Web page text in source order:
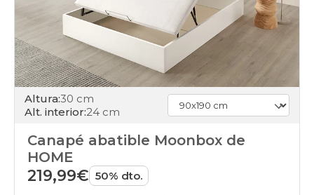
canapes-
abatibles
80x180cm-
unfrente
apertura-
frontal
black-
days
canapes-
160x180cm
Altura:30 cm
Alt. interior:24 cm
Canapé abatible Moonbox de
HOME
219,99€ 50% dto.